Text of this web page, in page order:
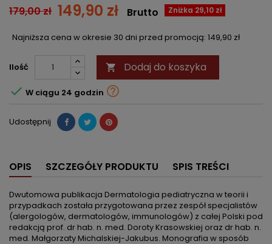
179,00 zł 149,90 zł Zniżka 29,10 zł
Brutto
Najniższa cena w okresie 30 dni przed promocją: 149,90 zł
Ilość  Dodaj do koszyka
 W ciągu 24 godzin 
Udostępnij
OPIS SZCZEGÓŁY PRODUKTU SPIS TREŚCI
Dwutomowa publikacja Dermatologia pediatryczna w teorii i
przypadkach została przygotowana przez zespół specjalistów
(alergologów, dermatologów, immunologów) z całej Polski pod
redakcją prof. dr hab. n. med. Doroty Krasowskiej oraz dr hab. n.
med. Małgorzaty Michalskiej-Jakubus. Monografia w sposób